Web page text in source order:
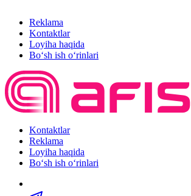
Reklama
Kontaktlar
Loyiha haqida
Bo‘sh ish o‘rinlari
Kontaktlar
Reklama
Loyiha haqida
Bo‘sh ish o‘rinlari